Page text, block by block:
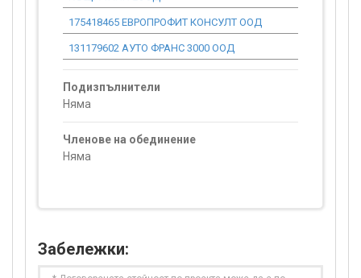
175418465 ЕВРОПРОФИТ КОНСУЛТ ООД
131179602 АУТО ФРАНС 3000 ООД
Подизпълнители
Няма
Членове на обединение
Няма
Забележки: